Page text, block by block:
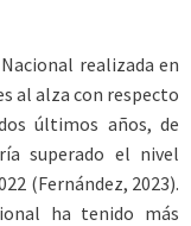
realizada en
al alza con respecto
últimos años, de
superado el nivel
(Fernández, 2023).
ha tenido más